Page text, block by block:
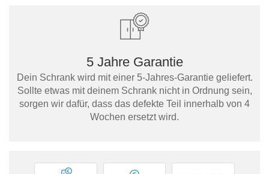
5 Jahre Garantie
Dein Schrank wird mit einer 5-Jahres-Garantie geliefert.
Sollte etwas mit deinem Schrank nicht in Ordnung sein,
sorgen wir dafür, dass das defekte Teil innerhalb von 4
Wochen ersetzt wird.